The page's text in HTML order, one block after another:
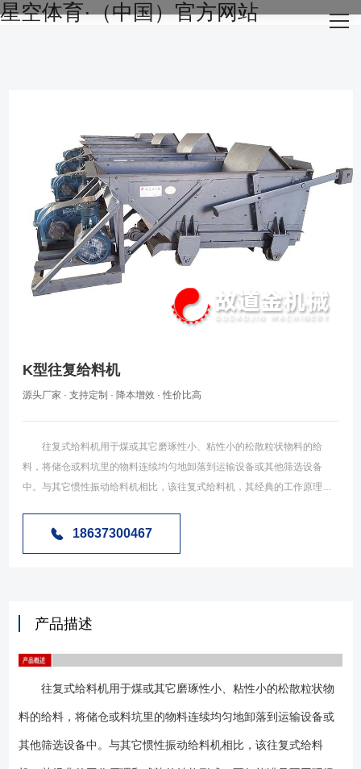
星空体育·（中国）官方网站
网站星空体育·（中国）官方网站
生产设备
新闻资讯
星空体育·（中国）官方网站-STARSKY SPORT
K型往复给料机
源头厂家 · 支持定制 · 降本增效 · 性价比高
往复式给料机用于煤或其它磨琢性小、粘性小的松散粒状物料的给
料，将储仓或料坑里的物料连续均匀地卸落到运输设备或其他筛选设备
中。与其它惯性振动给料机相比，该往复式给料机，其经典的工作原理和
地式安装方式很大程度上提高了设备整机对工作环境的适应性，因而运行
把煤或其它磨琢性小、粘性不大的松散粒状、粉状物料从给料设备中均匀
站、输煤车间、港口散料码头等散料转运，可将散料经料仓或直接进行均
匀的转载到胶带机或其它筛选设备、贮存装置等配合使用。实现对矿石、
砂煤、粮食等散装物料的均匀 给料.本设备机体安装于料斗下，传动装置为
号。 1、工作运转安全可靠且机器使用寿命长； 2、重量轻、体积
18637300467
产品描述
往复式给料机用于煤或其它磨琢性小、粘性小的松散粒状物
料的给料，将储仓或料坑里的物料连续均匀地卸落到运输设备或
其他筛选设备中。与其它惯性振动给料机相比，该往复式给料